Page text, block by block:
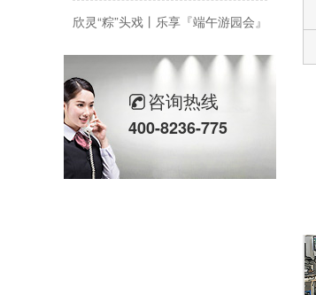
热烈祝贺乐清市知识产权协会“智慧芽”专利搜索应用软件培训会顺利召开
马上欣程 同心共跃 | 欣灵电气2026年开工大吉！
咨询热线
400-8236-775